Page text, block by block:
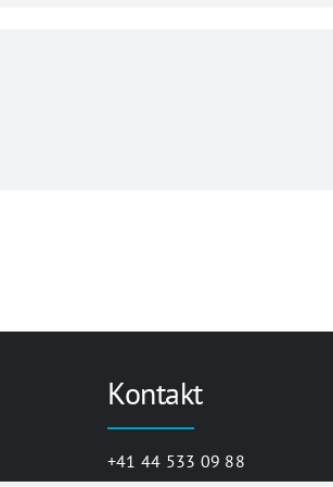
Kontakt
+41 44 533 09 88